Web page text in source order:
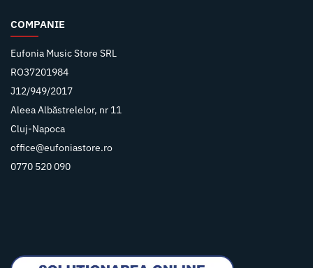
COMPANIE
Eufonia Music Store SRL
RO37201984
J12/949/2017
Aleea Albăstrelelor, nr 11
Cluj-Napoca
office@eufoniastore.ro
0770 520 090